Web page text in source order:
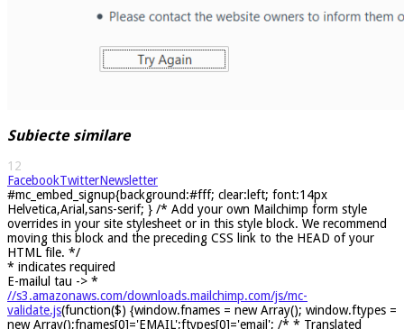
Subiecte similare
12
FacebookTwitterNewsletter
#mc_embed_signup{background:#fff; clear:left; font:14px
Helvetica,Arial,sans-serif; } /* Add your own Mailchimp form style
overrides in your site stylesheet or in this style block. We recommend
moving this block and the preceding CSS link to the HEAD of your
HTML file. */
* indicates required
E-mailul tau -> *
//s3.amazonaws.com/downloads.mailchimp.com/js/mc-
validate.js(function($) {window.fnames = new Array(); window.ftypes =
new Array();fnames[0]='EMAIL';ftypes[0]='email'; /* * Translated